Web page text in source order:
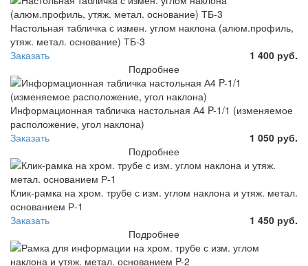
Настольная табличка с измен. углом наклона (алюм.профиль,
утяж. метал. основание) ТБ-3
Заказать
1 400 руб.
Подробнее
Информационная табличка настольная А4 P-1/1 (изменяемое
расположение, угол наклона)
Заказать
1 050 руб.
Подробнее
Клик-рамка на хром. трубе с изм. углом наклона и утяж. метал.
основанием Р-1
Заказать
1 450 руб.
Подробнее